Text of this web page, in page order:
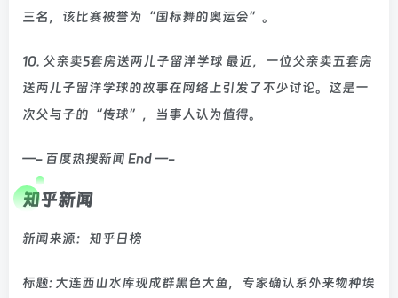
三名，该比赛被誉为“国标舞的奥运会”。
10. 父亲卖5套房送两儿子留洋学球 最近，一位父亲卖五套房
送两儿子留洋学球的故事在网络上引发了不少讨论。这是一
次父与子的“传球”，当事人认为值得。
—- 百度热搜新闻 End —-
知乎新闻
新闻来源：知乎日榜
标题: 大连西山水库现成群黑色大鱼，专家确认系外来物种埃